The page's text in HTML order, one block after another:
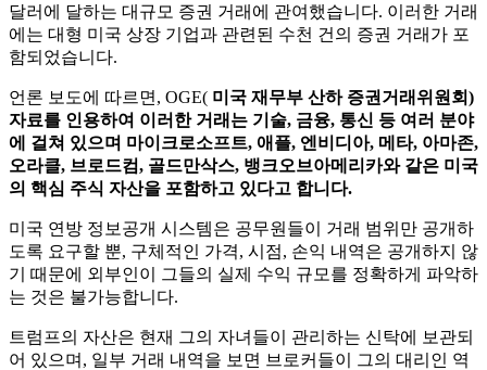
달러에 달하는 대규모 증권 거래에 관여했습니다. 이러한 거래
에는 대형 미국 상장 기업과 관련된 수천 건의 증권 거래가 포
함되었습니다.
언론 보도에 따르면, OGE( 미국 재무부 산하 증권거래위원회)
자료를 인용하여 이러한 거래는 기술, 금융, 통신 등 여러 분야
에 걸쳐 있으며 마이크로소프트, 애플, 엔비디아, 메타, 아마존,
오라클, 브로드컴, 골드만삭스, 뱅크오브아메리카와 같은 미국
의 핵심 주식 자산을 포함하고 있다고 합니다.
미국 연방 정보공개 시스템은 공무원들이 거래 범위만 공개하
도록 요구할 뿐, 구체적인 가격, 시점, 손익 내역은 공개하지 않
기 때문에 외부인이 그들의 실제 수익 규모를 정확하게 파악하
는 것은 불가능합니다.
트럼프의 자산은 현재 그의 자녀들이 관리하는 신탁에 보관되
어 있으며, 일부 거래 내역을 보면 브로커들이 그의 대리인 역